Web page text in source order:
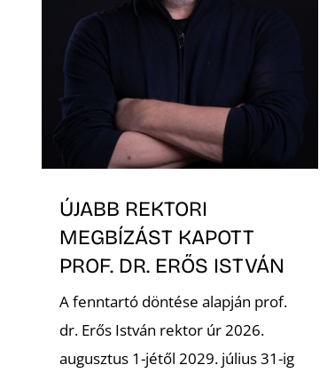
ÚJABB REKTORI
MEGBÍZÁST KAPOTT
PROF. DR. ERŐS ISTVÁN
A fenntartó döntése alapján prof.
dr. Erős István rektor úr 2026.
augusztus 1-jétől 2029. július 31-ig